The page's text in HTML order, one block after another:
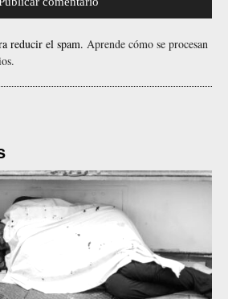
reducir el spam. Aprende cómo se procesan